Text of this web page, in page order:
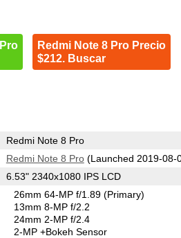
Redmi Note 8 Pro Precio
$212. Buscar
Redmi Note 8 Pro
Redmi Note 8 Pro(Launched 2019-08-
6.53" 2340x1080 IPS LCD
26mm 64-MP f/1.89(Primary)
13mm 8-MP f/2.2
24mm 2-MP f/2.4
2-MP+Bokeh Sensor